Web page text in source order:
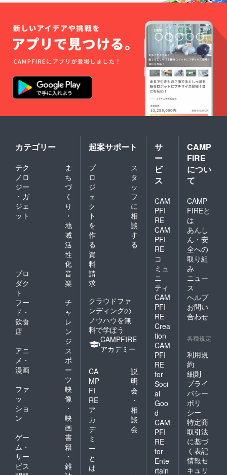
カテゴリー
テク
ノロ
ジー
・ガ
ジェ
ット
ま
ち
づ
く
り
・
地
域
活
性
化
プロ
ダク
ト
音
楽
フー
ド・
飲食
店
チ
ャ
レ
ン
ジ
アニ
メ・
漫画
ス
ポ
ー
ツ
ファ
ッ
ショ
ン
映
像
・
映
画
ゲー
ム・
サー
ビス
書
籍
・
雑
起案サポート
プ
ロ
ジ
ェ
ク
ト
を
作
る
ス
タ
ッ
フ
に
相
談
す
る
資
料
請
求
クラウドファ
ンディングの
ノウハウを無
料で学ぼう
CAMPFIRE
アカデミー
CA
MP
FI
RE
ア
カ
デ
ミ
ー
と
は
説
明
会
・
相
談
会
サ
ー
ビ
ス
CAM
PFI
RE
CAM
PFI
RE
コ
ミュ
ニ
ティ
CAM
PFI
RE
Crea
tion
CAM
PFI
RE
for
Soci
al
Goo
d
CAM
PFI
RE
for
Ente
rtain
CAMP
FIRE
につい
て
CAMP
FIREと
は
あんし
ん・安
全への
取り組
み
ニュー
ス
ヘルプ
お問い
合わせ
各種規定
利用規
約
細則
プライ
バシー
ポリ
シー
特定商
取引法
に基づ
く表記
情報セ
キュリ